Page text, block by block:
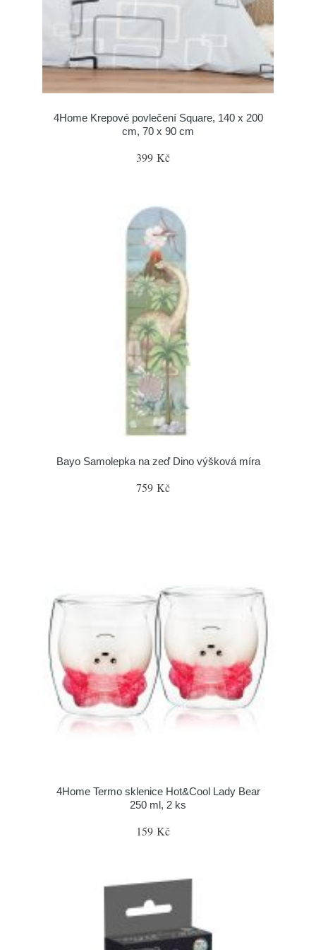
4Home Krepové povlečení Square, 140 x 200
cm, 70 x 90 cm
399 Kč
Bayo Samolepka na zeď Dino výšková míra
759 Kč
4Home Termo sklenice Hot&Cool Lady Bear
250 ml, 2 ks
159 Kč